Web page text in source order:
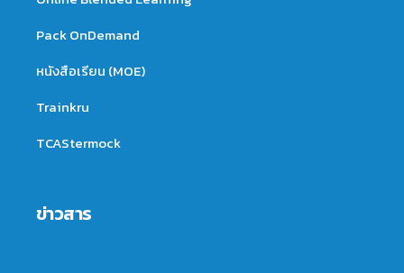
Pack OnDemand
หนังสือเรียน (MOE)
Trainkru
TCAStermock
ข่าวสาร